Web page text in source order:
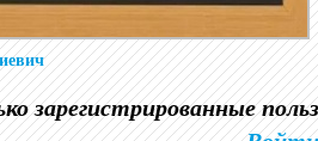
зарегистрированные